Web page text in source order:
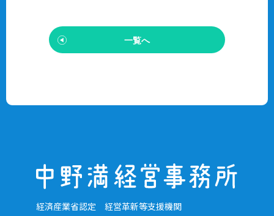
一覧へ
経済産業省認定 経営革新等支援機関